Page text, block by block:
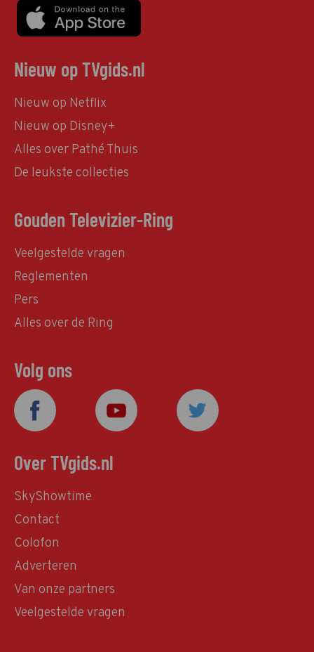
Nieuw op TVgids.nl
Nieuw op Netflix
Nieuw op Disney+
Alles over Pathé Thuis
De leukste collecties
Gouden Televizier-Ring
Veelgestelde vragen
Reglementen
Pers
Alles over de Ring
Volg ons
Over TVgids.nl
SkyShowtime
Contact
Colofon
Adverteren
Van onze partners
Veelgestelde vragen